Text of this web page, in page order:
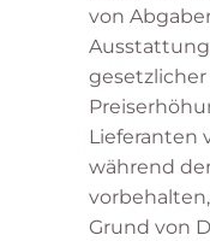
von
Lieferanten
während
Grund von